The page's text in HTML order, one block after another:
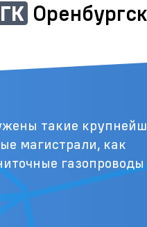
такие
магистрали, как
газопроводы